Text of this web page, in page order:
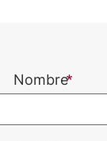
Nombre